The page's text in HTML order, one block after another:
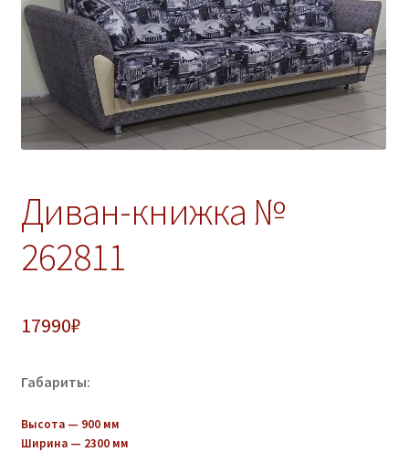
е
н
н
о
е
м
Диван-книжка №
262811
17990₽
Габариты:
Высота — 900 мм
Ширина — 2300 мм